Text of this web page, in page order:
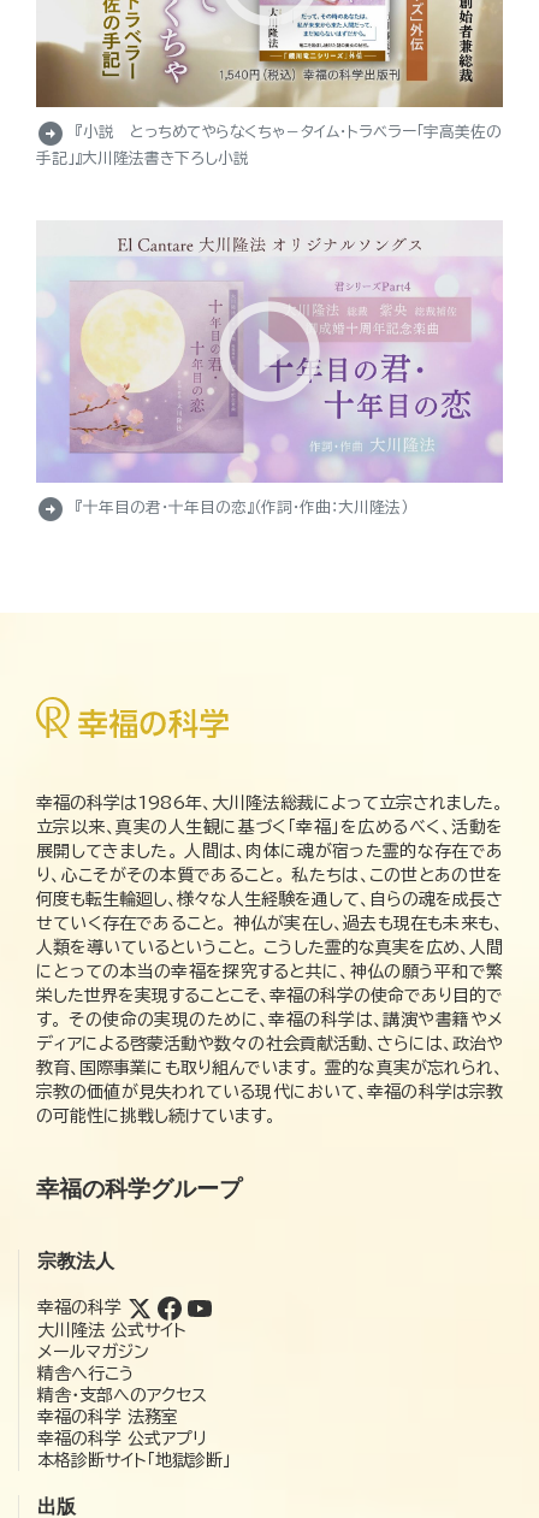
arrow_circle_right
『小説 とっちめてやらなくちゃ－タイム・トラベラー「宇高美佐の
手記」』大川隆法書き下ろし小説
arrow_circle_right 『十年目の君・十年目の恋』（作詞・作曲：大川隆法）
幸福の科学は1986年、大川隆法総裁によって立宗されました。
立宗以来、真実の人生観に基づく「幸福」を広めるべく、活動を
展開してきました。 人間は、肉体に魂が宿った霊的な存在であ
り、心こそがその本質であること。 私たちは、この世とあの世を
何度も転生輪廻し、様々な人生経験を通して、自らの魂を成長さ
せていく存在であること。 神仏が実在し、過去も現在も未来も、
人類を導いているということ。 こうした霊的な真実を広め、人間
にとっての本当の幸福を探究すると共に、神仏の願う平和で繁
栄した世界を実現することこそ、幸福の科学の使命であり目的で
す。 その使命の実現のために、幸福の科学は、講演や書籍やメ
ディアによる啓蒙活動や数々の社会貢献活動、さらには、政治や
教育、国際事業にも取り組んでいます。 霊的な真実が忘れられ、
宗教の価値が見失われている現代において、幸福の科学は宗教
の可能性に挑戦し続けています。
幸福の科学グループ
宗教法人
幸福の科学
大川隆法 公式サイト
メールマガジン
精舎へ行こう
精舎・支部へのアクセス
幸福の科学 法務室
幸福の科学 公式アプリ
本格診断サイト「地獄診断」
出版